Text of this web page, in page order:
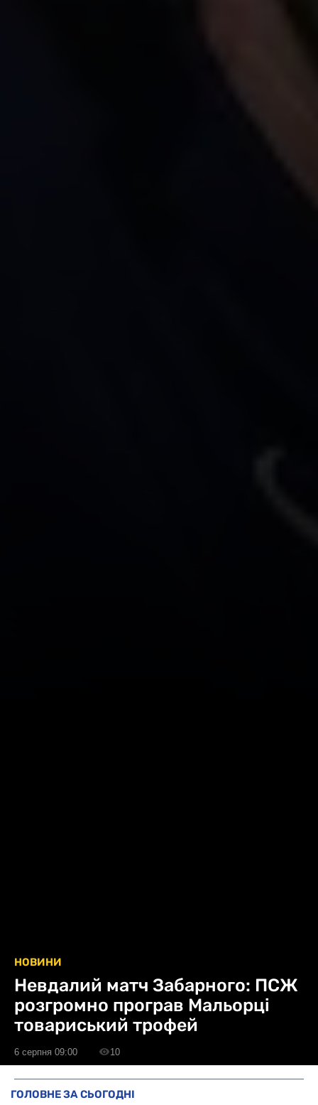
НОВИНИ
Невдалий матч Забарного: ПСЖ
розгромно програв Мальорці
товариський трофей
6 серпня 09:00 10
ГОЛОВНЕ ЗА СЬОГОДНІ